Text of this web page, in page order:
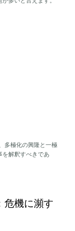
て
多極化の興隆と一極
を解釈すべきであ
危機に瀕す